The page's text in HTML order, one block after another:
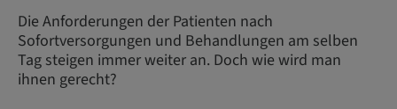
Die Anforderungen der Patienten nach
Sofortversorgungen und Behandlungen am selben
Tag steigen immer weiter an. Doch wie wird man
ihnen gerecht?